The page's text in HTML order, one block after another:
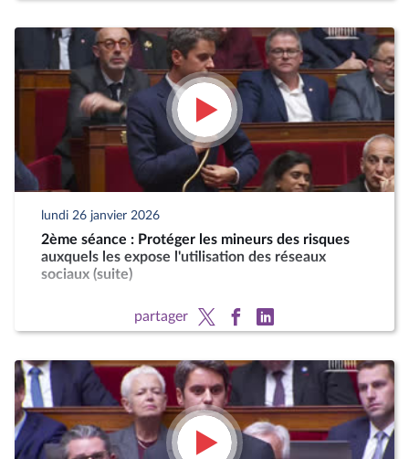
lundi 26 janvier 2026
2ème séance : Protéger les mineurs des risques
auxquels les expose l'utilisation des réseaux
sociaux (suite)
partager